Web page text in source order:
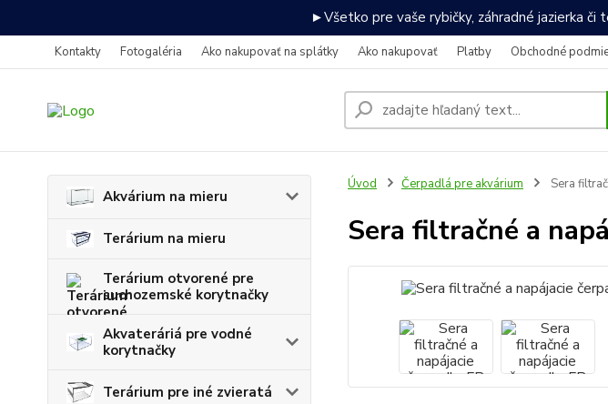
►Všetko pre vaše rybičky, záhradné jazierka
Kontakty Fotogaléria Ako nakupovať na splátky Ako nakupovať Platby Obchodné
Akvárium na mieru
Terárium na mieru
Terárium otvorené pre
suchozemské korytnačky
Akvateráriá pre vodné
korytnačky
Terárium pre iné zvieratá
Úvod Čerpadlá pre akvárium Sera
Sera filtračné a